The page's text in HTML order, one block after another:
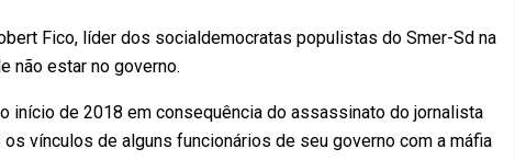
Fico, líder dos socialdemocratas populistas do Smer-Sd na
não estar no governo.
início de 2018 em consequência do assassinato do jornalista
vínculos de alguns funcionários de seu governo com a máfia